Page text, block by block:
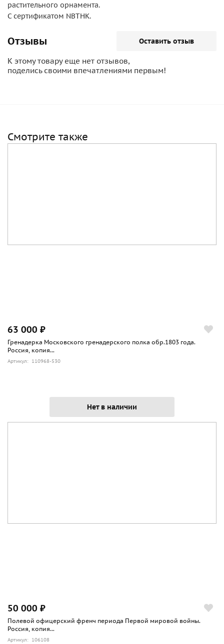
растительного орнамента.
С сертификатом NBTHK.
Отзывы Оставить отзыв
К этому товару еще нет отзывов,
поделись своими впечатлениями первым!
Смотрите также
63 000 ₽
Гренадерка Московского гренадерского полка обр.1803 года.
Россия, копия...
Артикул: 110968-530
Нет в наличии
50 000 ₽
Полевой офицерский френч периода Первой мировой войны.
Россия, копия...
Артикул: 106108